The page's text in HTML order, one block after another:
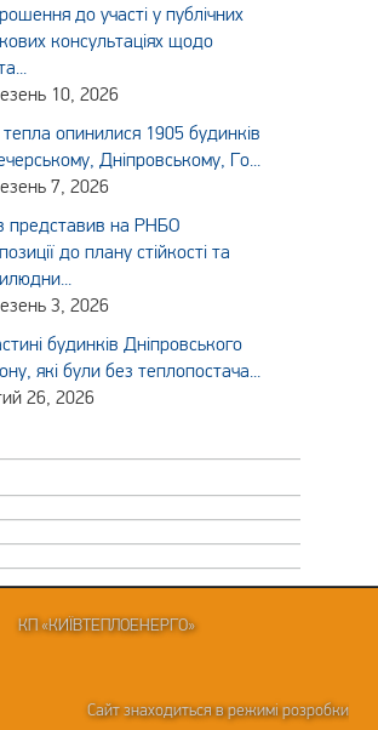
до участі у публічних
консультаціях щодо
10, 2026
опинилися 1905 будинків
Дніпровському, Го...
7, 2026
представив на РНБО
до плану стійкості та
3, 2026
будинків Дніпровського
які були без теплопостача...
26, 2026
КП «КИЇВТЕПЛОЕНЕРГО»
Сайт знаходиться в режимі розробки